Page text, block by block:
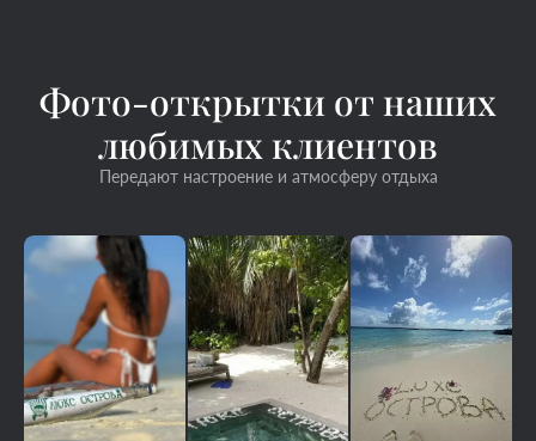
Фото-открытки от наших
любимых клиентов
Передают настроение и атмосферу отдыха